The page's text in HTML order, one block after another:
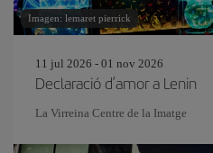
Imagen: lemaret pierrick
11 jul 2026 - 01 nov 2026
Declaració d’amor a Lenin
La Virreina Centre de la Imatge